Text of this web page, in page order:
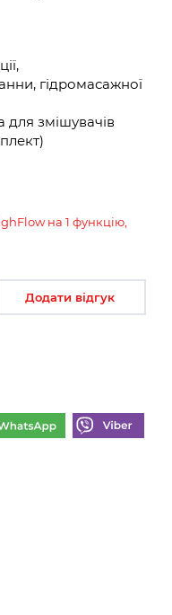
гідромасажної
змішувачів
на 1 функцію,
Додати відгук